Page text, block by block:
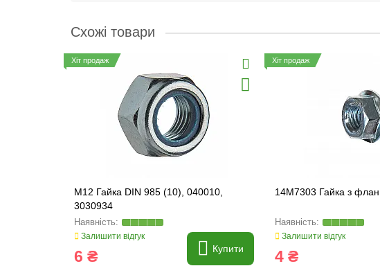
Схожі товари
Хіт продаж
M12 Гайка DIN 985 (10), 040010,
3030934
Залишити відгук
6 ₴ Купити
Хіт продаж
14M7303 Гайка з
Залишити відгук
4 ₴